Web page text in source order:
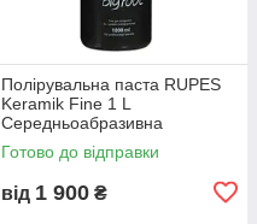
Полірувальна паста RUPES
Keramik Fine 1 L
Середньоабразивна
Готово до відправки
від 1 900 ₴